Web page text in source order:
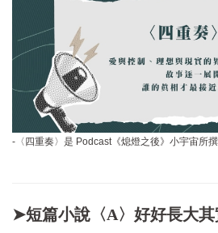
-〈四重奏〉是 Podcast《熄燈之後》小宇宙所
➤短篇小說〈A〉好好長大